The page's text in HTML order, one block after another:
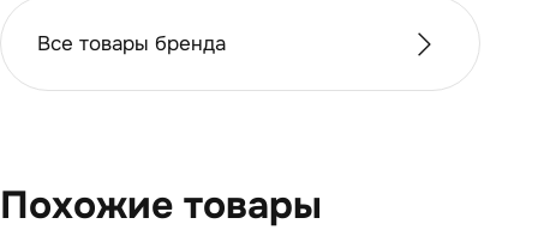
Все товары бренда
Похожие товары